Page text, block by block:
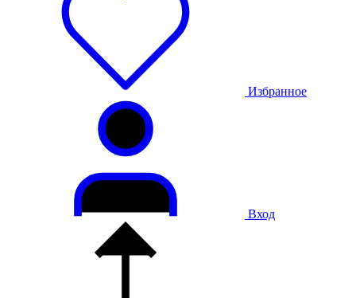
Избранное
Вход